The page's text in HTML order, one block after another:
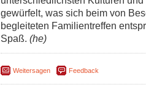
gewürfelt, was sich beim von
begleiteten Familientreffen
Spaß. (he)
Weitersagen Feedback